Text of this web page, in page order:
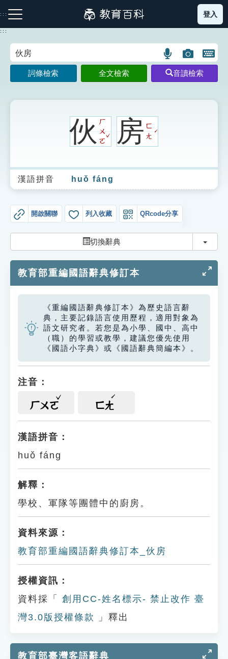
到
主
:::
注音索引圖示 筆畫索引圖示 部首索引表圖示
生字詞彙表
成語故事
索引選單
單字索引
生命大百科索引
遊戲專區
教學應用
貓頭鷹博士
登入
:::
語
言
搜
圖
片
搜
開
鍵
圖
詞條檢索 全文檢索 音讀檢索
伙ㄏ
ㄨ
ㄛ
ˇ房ㄈ
ㄤ
ˊ
漢語拼音 huǒ fáng
開啟關聯 列入收藏 QRcode分享
切換辭典 切換
教育部重編國語辭典修訂本
《重編國語辭典修訂本》為歷史語言辭
典，主要記錄語言使用歷程，適用對象為
語文研究者。若您是為小學、國中、高中
（職）的學習或教學，建議您優先使用
《國語小字典》或《國語辭典簡編本》。
注音：
ㄏㄨㄛ ㄈㄤ
漢語拼音：
huǒ fáng
解釋：
學校、軍隊等團體中的廚房。
資料來源：
教育部重編國語辭典修訂本_伙房
授權資訊：
資料採「
創用CC-姓名標示- 禁止改作 臺
灣3.0版授權條款
」釋出
教育部臺灣客語辭典